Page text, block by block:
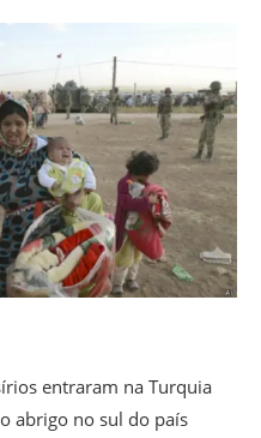
entraram na Turquia
abrigo no sul do país